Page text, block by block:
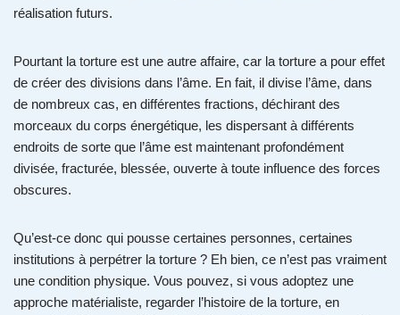
réalisation futurs.
Pourtant la torture est une autre affaire, car la torture a pour effet
de créer des divisions dans l’âme. En fait, il divise l’âme, dans
de nombreux cas, en différentes fractions, déchirant des
morceaux du corps énergétique, les dispersant à différents
endroits de sorte que l’âme est maintenant profondément
divisée, fracturée, blessée, ouverte à toute influence des forces
obscures.
Qu’est-ce donc qui pousse certaines personnes, certaines
institutions à perpétrer la torture ? Eh bien, ce n’est pas vraiment
une condition physique. Vous pouvez, si vous adoptez une
approche matérialiste, regarder l’histoire de la torture, en